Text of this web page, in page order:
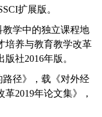
扩展版。
学中的独立课程地
培养与教育教学改革
社2016年版。
径》，载《对外经
2019年论文集》，